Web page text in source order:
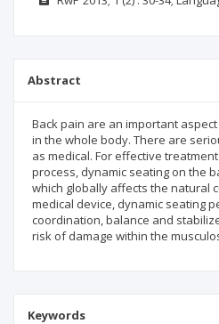
Abstract
Back pain are an important
in the whole body. There are
as medical. For effective
process, dynamic seating on the
which globally affects the natural
medical device, dynamic seating
coordination, balance and
risk of damage within the
Keywords